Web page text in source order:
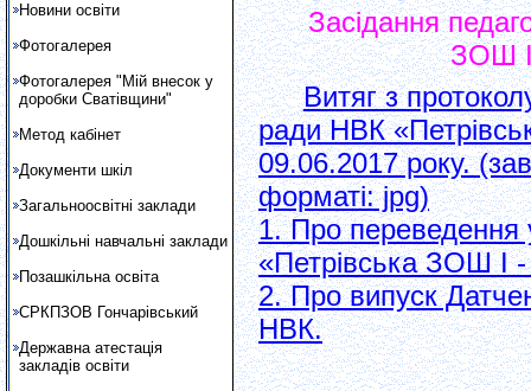
Новини освіти
Фотогалерея
Фотогалерея "Мій внесок у
доробки Сватівщини"
Метод кабінет
Документи шкіл
Загальноосвітні заклади
Дошкільні навчальні заклади
Позашкільна освіта
СРКПЗОВ Гончарівський
Державна атестація
закладів освіти
Засідання
ЗОШ
Витяг з
ради НВК
09.06.2017 року.
форматі: jpg)
1. Про переведення
«Петрівська ЗОШ І
2. Про випуск
НВК.